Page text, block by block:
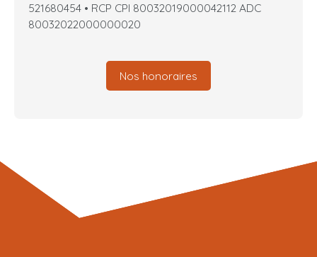
521680454 • RCP CPI 80032019000042112 ADC
80032022000000020
Nos honoraires